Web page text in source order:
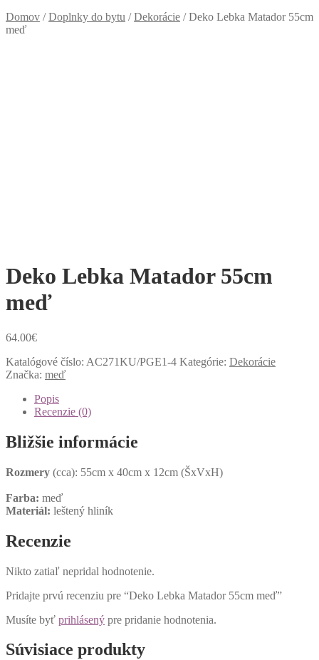
Domov /Doplnky do bytu /Dekorácie /Deko Lebka Matador 55cm
meď
Deko Lebka Matador 55cm
meď
64.00€
Katalógové číslo: AC271KU/PGE1-4 Kategórie: Dekorácie
Značka: meď
Popis
Recenzie (0)
Bližšie informácie
Rozmery (cca): 55cm x 40cm x 12cm (ŠxVxH)
Farba: meď
Materiál: leštený hliník
Recenzie
Nikto zatiaľ nepridal hodnotenie.
Pridajte prvú recenziu pre “Deko Lebka Matador 55cm meď”
Musíte byť prihlásený pre pridanie hodnotenia.
Súvisiace produkty